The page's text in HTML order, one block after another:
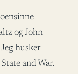
og John
husker
and War.